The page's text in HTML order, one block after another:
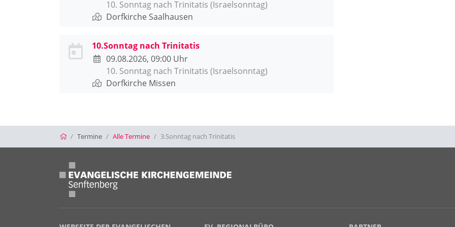
10. Sonntag nach Trinitatis (Israelsonntag)
Dorfkirche Saalhausen
10.Sonntag nach Trinitatis
09.08.2026, 09:00 Uhr
10. Sonntag nach Trinitatis (Israelsonntag)
Dorfkirche Missen
Startseite
Termine Alle Termine 3.Sonntag nach Trinitatis